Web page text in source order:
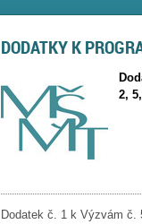
DODATKY K
2,
Dodatek č. 1 k Výzvám č.